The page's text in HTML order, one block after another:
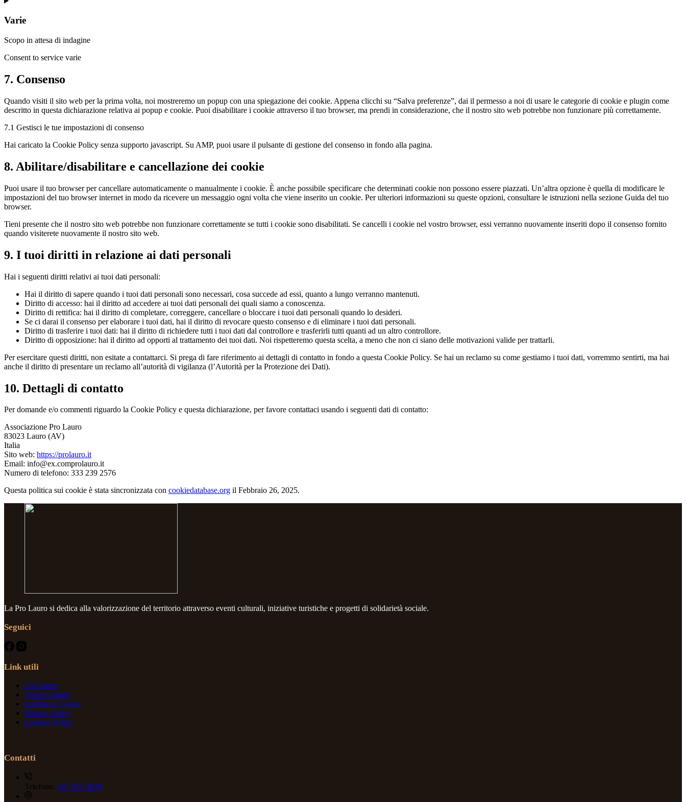
Varie
Scopo in attesa di indagine
Consent to service varie
7. Consenso
Quando visiti il sito web per la prima volta, noi mostreremo un popup con una spiegazione dei cookie. Appena clicchi su “Salva preferenze”, dai il permesso a noi di usare le categorie di cookie e plugin come
descritto in questa dichiarazione relativa ai popup e cookie. Puoi disabilitare i cookie attraverso il tuo browser, ma prendi in considerazione, che il nostro sito web potrebbe non funzionare più correttamente.
7.1 Gestisci le tue impostazioni di consenso
Hai caricato la Cookie Policy senza supporto javascript. Su AMP, puoi usare il pulsante di gestione del consenso in fondo alla pagina.
8. Abilitare/disabilitare e cancellazione dei cookie
Puoi usare il tuo browser per cancellare automaticamente o manualmente i cookie. È anche possibile specificare che determinati cookie non possono essere piazzati. Un’altra opzione è quella di modificare le
impostazioni del tuo browser internet in modo da ricevere un messaggio ogni volta che viene inserito un cookie. Per ulteriori informazioni su queste opzioni, consultare le istruzioni nella sezione Guida del tuo
browser.
Tieni presente che il nostro sito web potrebbe non funzionare correttamente se tutti i cookie sono disabilitati. Se cancelli i cookie nel vostro browser, essi verranno nuovamente inseriti dopo il consenso fornito
quando visiterete nuovamente il nostro sito web.
9. I tuoi diritti in relazione ai dati personali
Hai i seguenti diritti relativi ai tuoi dati personali:
Hai il diritto di sapere quando i tuoi dati personali sono necessari, cosa succede ad essi, quanto a lungo verranno mantenuti.
Diritto di accesso: hai il diritto ad accedere ai tuoi dati personali dei quali siamo a conoscenza.
Diritto di rettifica: hai il diritto di completare, correggere, cancellare o bloccare i tuoi dati personali quando lo desideri.
Se ci darai il consenso per elaborare i tuoi dati, hai il diritto di revocare questo consenso e di eliminare i tuoi dati personali.
Diritto di trasferire i tuoi dati: hai il diritto di richiedere tutti i tuoi dati dal controllore e trasferirli tutti quanti ad un altro controllore.
Diritto di opposizione: hai il diritto ad opporti al trattamento dei tuoi dati. Noi rispetteremo questa scelta, a meno che non ci siano delle motivazioni valide per trattarli.
Per esercitare questi diritti, non esitate a contattarci. Si prega di fare riferimento ai dettagli di contatto in fondo a questa Cookie Policy. Se hai un reclamo su come gestiamo i tuoi dati, vorremmo sentirti, ma hai
anche il diritto di presentare un reclamo all’autorità di vigilanza (l’Autorità per la Protezione dei Dati).
10. Dettagli di contatto
Per domande e/o commenti riguardo la Cookie Policy e questa dichiarazione, per favore contattaci usando i seguenti dati di contatto:
Associazione Pro Lauro
83023 Lauro (AV)
Italia
Sito web: https://prolauro.it
Email: info@ex.comprolauro.it
Numero di telefono: 333 239 2576
Questa politica sui cookie è stata sincronizzata con cookiedatabase.org il Febbraio 26, 2025.
La Pro Lauro si dedica alla valorizzazione del territorio attraverso eventi culturali, iniziative turistiche e progetti di solidarietà sociale.
Seguici
Link utili
Chi Siamo
Visite Guidate
Lumina in Castro
Privacy Policy
Cookies Policy
Contatti
Telefono: 327 457 4630